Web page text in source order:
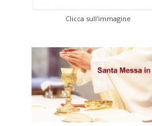
Clicca sull'immagine